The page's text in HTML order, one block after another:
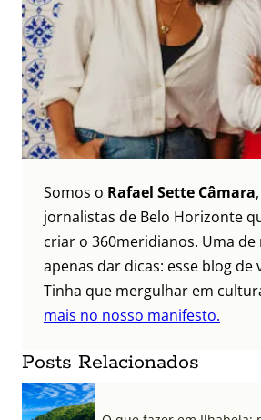
Somos o Rafael Sette Câmara
jornalistas de Belo Horizonte
criar o 360meridianos. Uma
apenas dar dicas: esse blog
Tinha que mergulhar em
mais no nosso manifesto.
Posts Relacionados